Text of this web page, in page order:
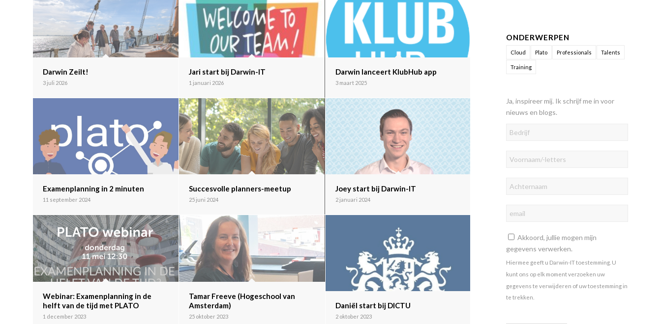
Darwin Zeilt!
3 juli 2026
Jari start bij Darwin-IT
1 januari 2026
Darwin lanceert KlubHub app
3 maart 2025
Examenplanning in 2 minuten
11 september 2024
Succesvolle planners-meetup
25 juni 2024
Joey start bij Darwin-IT
2 januari 2024
Webinar: Examenplanning in de
helft van de tijd met PLATO
1 december 2023
Tamar Freeve (Hogeschool van
Amsterdam)
25 oktober 2023
Daniël start bij DICTU
2 oktober 2023
ONDERWERPEN
Cloud Plato Professionals Talents
Training
Ja, inspireer mij. Ik schrijf me in voor
nieuws en blogs.
Akkoord, jullie mogen mijn
gegevens verwerken.
Hiermee geeft u Darwin-IT toestemming. U
kunt ons op elk moment verzoeken uw
gegevens te verwijderen of uw toestemming in
te trekken.